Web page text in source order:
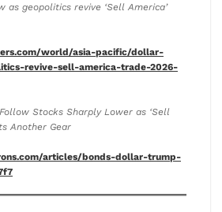
as geopolitics revive ‘Sell America’
world/asia-pacific/dollar-
revive-sell-america-trade-2026-
Stocks Sharply Lower as ‘Sell
Another Gear
articles/bonds-dollar-trump-